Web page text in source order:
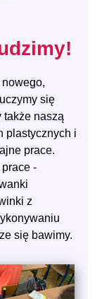
się
także naszą
plastycznych i
prace.
-
z
się bawimy.